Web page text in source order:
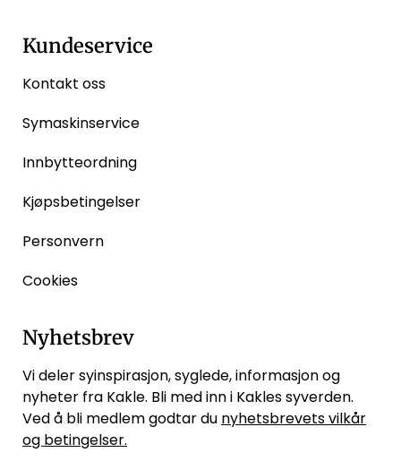
Kundeservice
Kontakt oss
Symaskinservice
Innbytteordning
Kjøpsbetingelser
Personvern
Cookies
Nyhetsbrev
Vi deler syinspirasjon, syglede, informasjon og
nyheter fra Kakle. Bli med inn i Kakles syverden.
Ved å bli medlem godtar du nyhetsbrevets vilkår
og betingelser.